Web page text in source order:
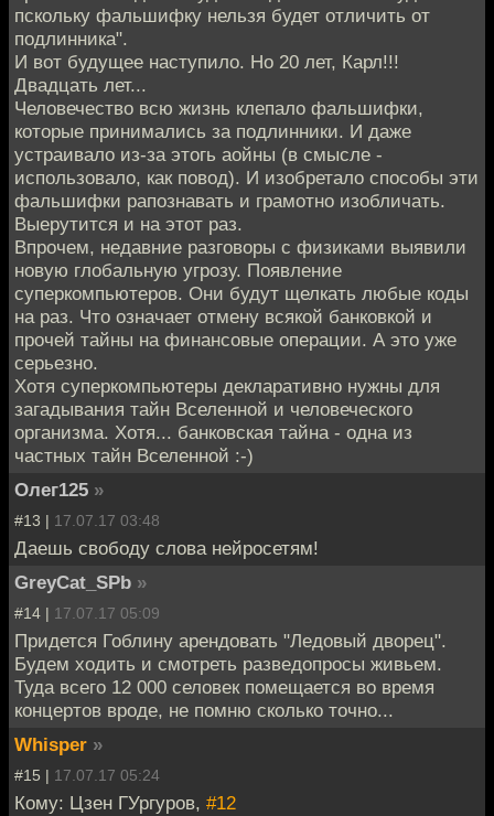
пскольку фальшифку нельзя будет отличить от
подлинника".
И вот будущее наступило. Но 20 лет, Карл!!!
Двадцать лет...
Человечество всю жизнь клепало фальшифки,
которые принимались за подлинники. И даже
устраивало из-за этогь аойны (в смысле -
использовало, как повод). И изобретало способы эти
фальшифки рапознавать и грамотно изобличать.
Выерутится и на этот раз.
Впрочем, недавние разговоры с физиками выявили
новую глобальную угрозу. Появление
суперкомпьютеров. Они будут щелкать любые коды
на раз. Что означает отмену всякой банковкой и
прочей тайны на финансовые операции. А это уже
серьезно.
Хотя суперкомпьютеры декларативно нужны для
загадывания тайн Вселенной и человеческого
организма. Хотя... банковская тайна - одна из
частных тайн Вселенной :-)
Олег125 »
#13 | 17.07.17 03:48
Даешь свободу слова нейросетям!
GreyCat_SPb »
#14 | 17.07.17 05:09
Придется Гоблину арендовать "Ледовый дворец".
Будем ходить и смотреть разведопросы живьем.
Туда всего 12 000 селовек помещается во время
концертов вроде, не помню сколько точно...
Whisper »
#15 | 17.07.17 05:24
Кому: Цзен ГУргуров, #12